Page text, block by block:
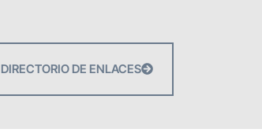
DIRECTORIO DE ENLACES